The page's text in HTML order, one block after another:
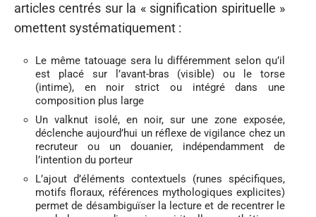
articles centrés sur la « signification spirituelle »
omettent systématiquement :
Le même tatouage sera lu différemment selon qu’il
est placé sur l’avant-bras (visible) ou le torse
(intime), en noir strict ou intégré dans une
composition plus large
Un valknut isolé, en noir, sur une zone exposée,
déclenche aujourd’hui un réflexe de vigilance chez un
recruteur ou un douanier, indépendamment de
l’intention du porteur
L’ajout d’éléments contextuels (runes spécifiques,
motifs floraux, références mythologiques explicites)
permet de désambiguïser la lecture et de recentrer le